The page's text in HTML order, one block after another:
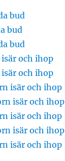
bud
bud
bud
och ihop
och ihop
isär och ihop
isär och ihop
isär och ihop
isär och ihop
isär och ihop